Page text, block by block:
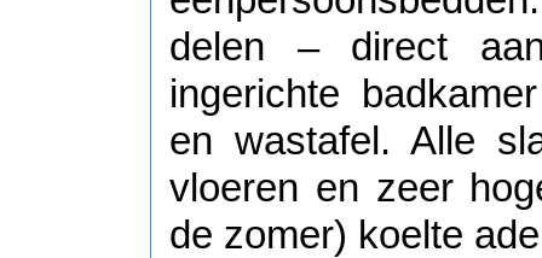
delen – direct
ingerichte
en wastafel. Alle
vloeren en zeer
de zomer) koelte